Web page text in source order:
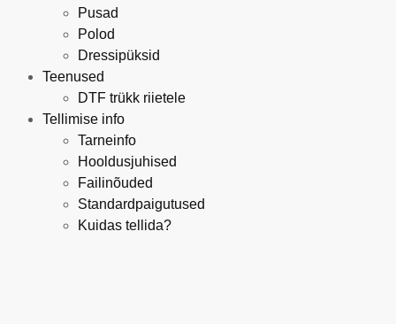
Pusad
Polod
Dressipüksid
Teenused
DTF trükk riietele
Tellimise info
Tarneinfo
Hooldusjuhised
Failinõuded
Standardpaigutused
Kuidas tellida?